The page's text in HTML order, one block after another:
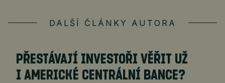
DALŠÍ ČLÁNKY AUTORA
PŘESTÁVAJÍ INVESTOŘI VĚŘIT UŽ
I AMERICKÉ CENTRÁLNÍ BANCE?